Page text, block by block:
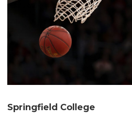
Springfield College